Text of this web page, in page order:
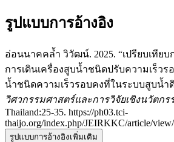
รูปแบบการอ้างอิง
อ่อนนาคคล้ำ วิวัฒน์. 2025. “เปรียบเทีย
การเดินเครื่องสูบน้ำชนิดปรับความเร็วร
น้ำชนิดความเร็วรอบคงที่ในระบบสูบน้ำ
วิศวกรรมศาสตร์และการวิจัยเชิงนวัตกร
Thailand:25-35. https://ph03.tci-
thaijo.org/index.php/JEIRKKC/article/
รูปแบบการอ้างอิงเพิ่มเติม